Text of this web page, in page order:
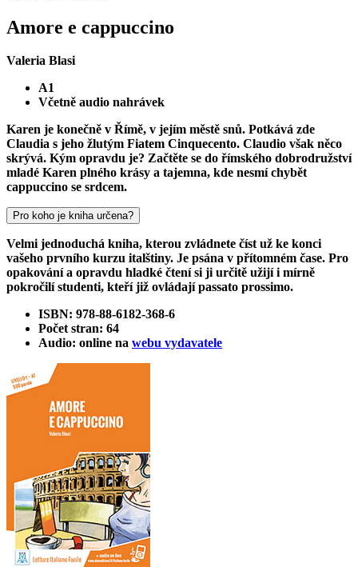
Amore e cappuccino
Valeria Blasi
A1
Včetně audio nahrávek
Karen je konečně v Římě, v jejím městě snů. Potkává zde
Claudia s jeho žlutým Fiatem Cinquecento. Claudio však něco
skrývá. Kým opravdu je? Začtěte se do římského dobrodružství
mladé Karen plného krásy a tajemna, kde nesmí chybět
cappuccino se srdcem.
Pro koho je kniha určena?
Velmi jednoduchá kniha, kterou zvládnete číst už ke konci
vašeho prvního kurzu italštiny. Je psána v přítomném čase. Pro
opakování a opravdu hladké čtení si ji určitě užijí i mírně
pokročilí studenti, kteří již ovládají passato prossimo.
ISBN: 978-88-6182-368-6
Počet stran: 64
Audio: online na webu vydavatele